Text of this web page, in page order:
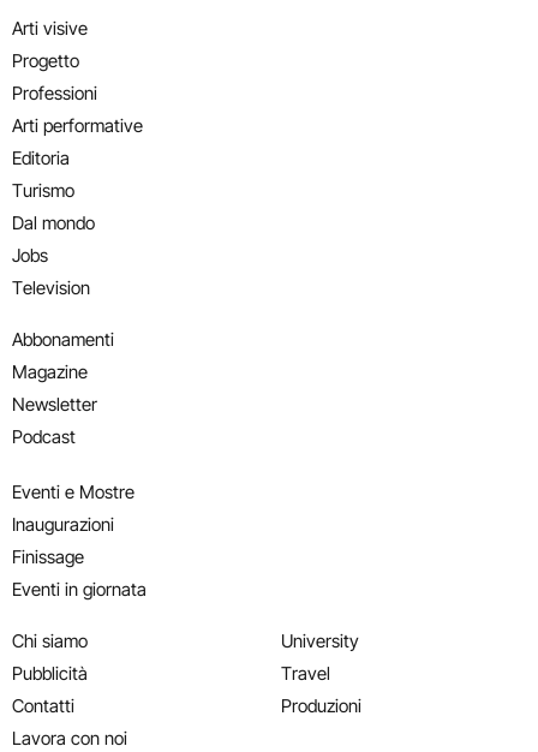
Arti visive
Progetto
Professioni
Arti performative
Editoria
Turismo
Dal mondo
Jobs
Television
Abbonamenti
Magazine
Newsletter
Podcast
Eventi e Mostre
Inaugurazioni
Finissage
Eventi in giornata
Chi siamo
Pubblicità
Contatti
Lavora con noi
University
Travel
Produzioni